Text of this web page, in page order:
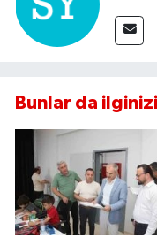
Bunlar da